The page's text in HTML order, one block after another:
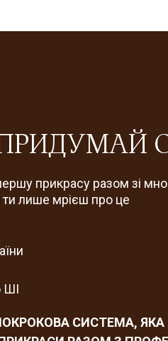
прикрасу разом зі
ти лише мрієш про це
ШІ
СИСТЕМА, ЯКА